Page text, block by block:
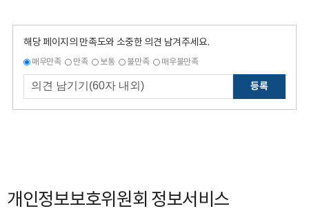
해당 페이지의 만족도와 소중한 의견 남겨주세요.
매우만족 만족 보통 불만족 매우불만족
등록
개인정보보호위원회 정보서비스